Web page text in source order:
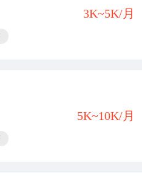
3K~5K/月
5K~10K/月